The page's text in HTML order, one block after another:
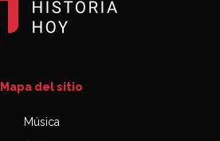
Mapa del sitio
Música